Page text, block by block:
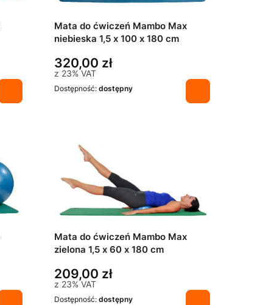
Mata do ćwiczeń Mambo Max
niebieska 1,5 x 100 x 180 cm
320,00 zł
z 23%VAT
Dostępność: dostępny
Mata do ćwiczeń Mambo Max
zielona 1,5 x 60 x 180 cm
209,00 zł
z 23%VAT
Dostępność: dostępny